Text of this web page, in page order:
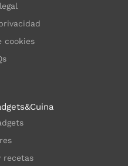
cookies
recetas